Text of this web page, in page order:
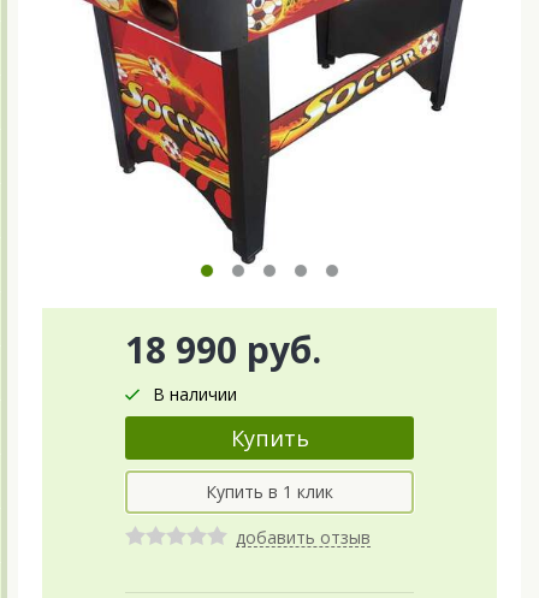
18 990 руб.
В наличии
добавить отзыв